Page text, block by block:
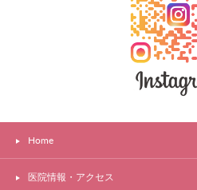
Home
医院情報・アクセス